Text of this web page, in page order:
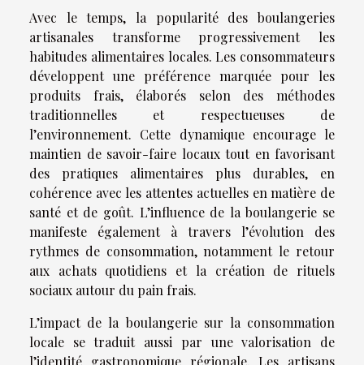
Avec le temps, la popularité des boulangeries
artisanales transforme progressivement les
habitudes alimentaires locales. Les consommateurs
développent une préférence marquée pour les
produits frais, élaborés selon des méthodes
traditionnelles et respectueuses de
l’environnement. Cette dynamique encourage le
maintien de savoir-faire locaux tout en favorisant
des pratiques alimentaires plus durables, en
cohérence avec les attentes actuelles en matière de
santé et de goût. L’influence de la boulangerie se
manifeste également à travers l’évolution des
rythmes de consommation, notamment le retour
aux achats quotidiens et la création de rituels
sociaux autour du pain frais.
L’impact de la boulangerie sur la consommation
locale se traduit aussi par une valorisation de
l’identité gastronomique régionale. Les artisans